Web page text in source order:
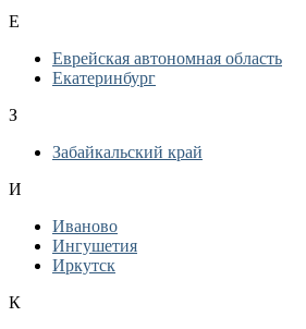
Е
Еврейская автономная область
Екатеринбург
З
Забайкальский край
И
Иваново
Ингушетия
Иркутск
К